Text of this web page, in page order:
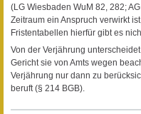
(LG Wiesbaden WuM 82, 282;
Zeitraum ein Anspruch verwirkt
Fristentabellen hierfür gibt es
Von der Verjährung
Gericht sie von Amts wegen
Verjährung nur dann zu
beruft (§ 214 BGB).